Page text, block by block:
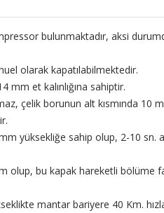
bulunmaktadır, aksi
olarak kapatılabilmektedir.
mm et kalınlığına sahiptir.
çelik borunun alt kısmında 10
yüksekliğe sahip olup, 2-10 sn.
olup, bu kapak hareketli bölüme
mantar bariyere 40 Km.